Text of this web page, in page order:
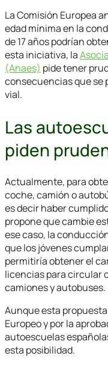
La Comisión Europea
edad mínima en la
de 17 años podrían
esta iniciativa, la
(Anaes) pide tener
consecuencias que se
vial.
Las
piden
Actualmente, para
coche, camión o
es decir haber
propone que cambie
ese caso, la
que los jóvenes
permitiría obtener el
licencias para circular
camiones y autobuses.
Aunque esta
Europeo y por la
autoescuelas
esta posibilidad.